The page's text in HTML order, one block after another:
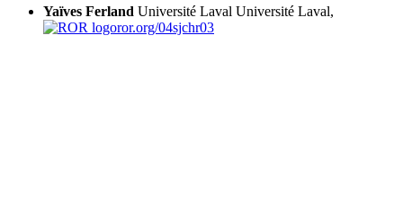
Yaïves Ferland Université Laval Université Laval,
ror.org/04sjchr03